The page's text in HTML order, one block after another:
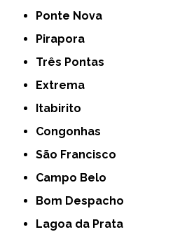
Ponte Nova
Pirapora
Três Pontas
Extrema
Itabirito
Congonhas
São Francisco
Campo Belo
Bom Despacho
Lagoa da Prata